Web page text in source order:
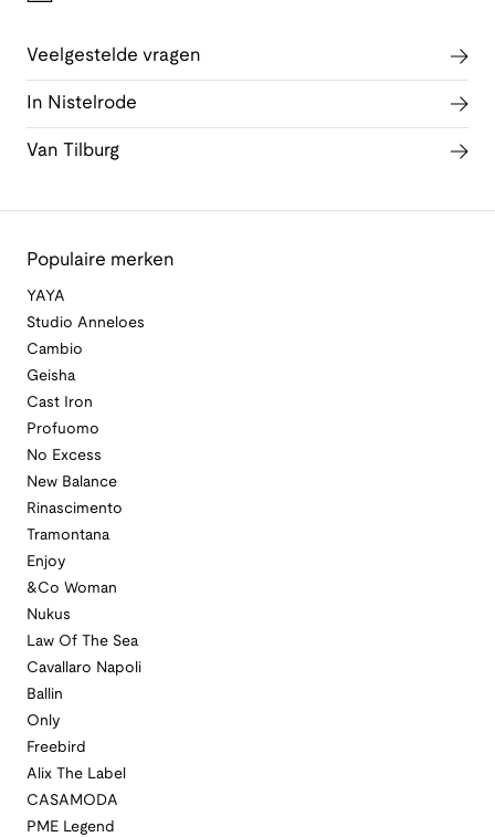
Veelgestelde vragen
In Nistelrode
Van Tilburg
Populaire merken
YAYA
Studio Anneloes
Cambio
Geisha
Cast Iron
Profuomo
No Excess
New Balance
Rinascimento
Tramontana
Enjoy
&Co Woman
Nukus
Law Of The Sea
Cavallaro Napoli
Ballin
Only
Freebird
Alix The Label
CASAMODA
PME Legend